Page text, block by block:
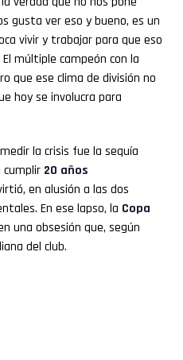
gusta ver eso y bueno, es un
vivir y trabajar para que eso
múltiple campeón con la
que ese clima de división no
hoy se involucra para
la crisis fue la sequía
cumplir 20 años
en alusión a las dos
En ese lapso, la Copa
una obsesión que, según
del club.